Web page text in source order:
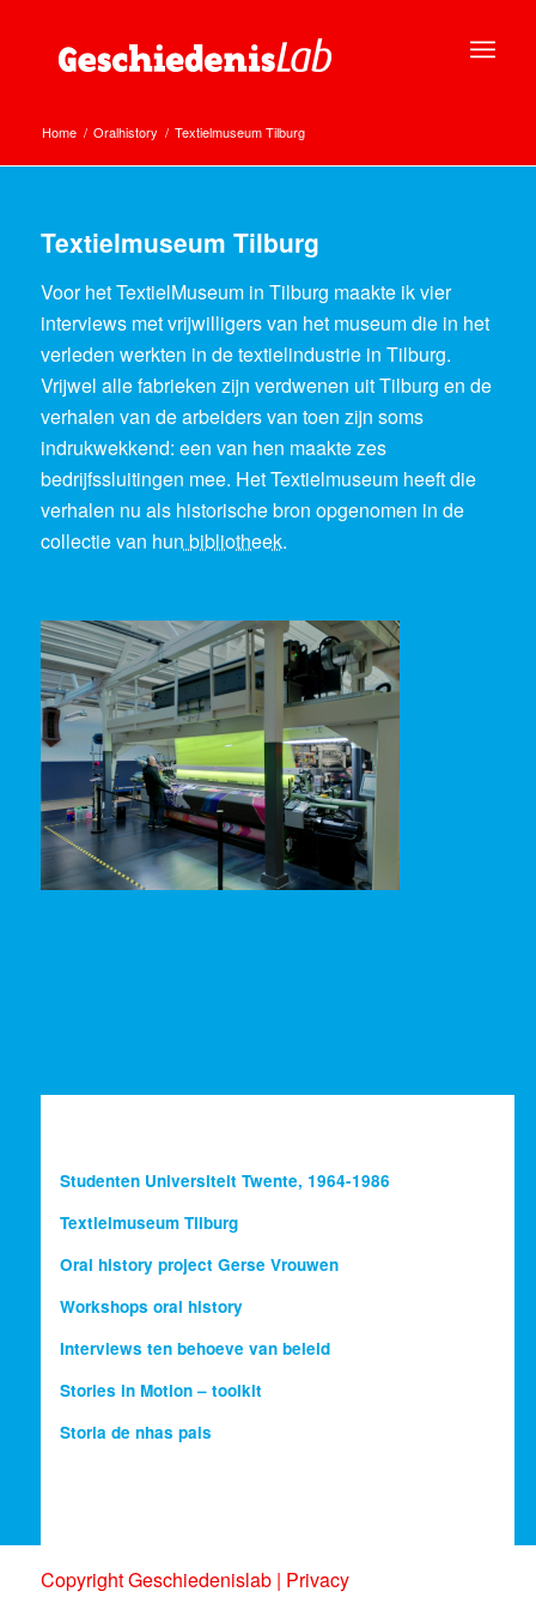
Home / Oralhistory / Textielmuseum Tilburg
Textielmuseum Tilburg
Voor het TextielMuseum in Tilburg maakte ik vier
interviews met vrijwilligers van het museum die in het
verleden werkten in de textielindustrie in Tilburg.
Vrijwel alle fabrieken zijn verdwenen uit Tilburg en de
verhalen van de arbeiders van toen zijn soms
indrukwekkend: een van hen maakte zes
bedrijfssluitingen mee. Het Textielmuseum heeft die
verhalen nu als historische bron opgenomen in de
collectie van hun bibliotheek.
Studenten Universiteit Twente, 1964-1986
Textielmuseum Tilburg
Oral history project Gerse Vrouwen
Workshops oral history
Interviews ten behoeve van beleid
Stories in Motion – toolkit
Storia de nhas pais
Copyright Geschiedenislab | Privacy